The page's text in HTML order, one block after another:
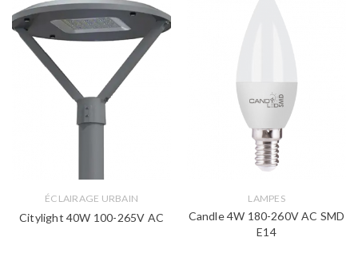
ÉCLAIRAGE URBAIN
Citylight 40W 100-265V AC
LAMPES
Candle 4W 180-260V AC SMD
E14